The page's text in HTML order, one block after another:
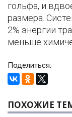
гольфа, и
размера.
2% энергии
меньше
Поделиться:
ПОХОЖИЕ